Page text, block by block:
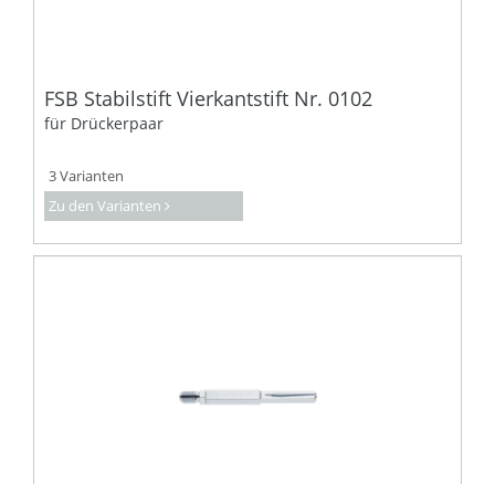
FSB Stabilstift Vierkantstift Nr. 0102
für Drückerpaar
3 Varianten
Zu den Varianten